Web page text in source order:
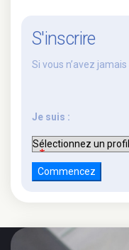
S'inscrire
Si vous n’avez
Je suis :